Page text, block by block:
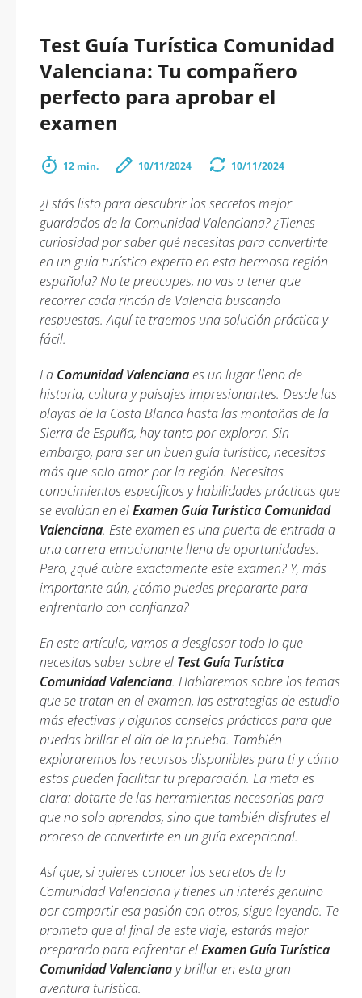
Test Guía Turística Comunidad
Valenciana: Tu compañero
perfecto para aprobar el
examen
12 min. 10/11/2024 10/11/2024
¿Estás listo para descubrir los secretos mejor
guardados de la Comunidad Valenciana? ¿Tienes
curiosidad por saber qué necesitas para convertirte
en un guía turístico experto en esta hermosa región
española? No te preocupes, no vas a tener que
recorrer cada rincón de Valencia buscando
respuestas. Aquí te traemos una solución práctica y
fácil.
La Comunidad Valenciana es un lugar lleno de
historia, cultura y paisajes impresionantes. Desde las
playas de la Costa Blanca hasta las montañas de la
Sierra de Espuña, hay tanto por explorar. Sin
embargo, para ser un buen guía turístico, necesitas
más que solo amor por la región. Necesitas
conocimientos específicos y habilidades prácticas que
se evalúan en elExamen Guía Turística Comunidad
Valenciana. Este examen es una puerta de entrada a
una carrera emocionante llena de oportunidades.
Pero, ¿qué cubre exactamente este examen? Y, más
importante aún, ¿cómo puedes prepararte para
enfrentarlo con confianza?
En este artículo, vamos a desglosar todo lo que
necesitas saber sobre el Test Guía Turística
Comunidad Valenciana. Hablaremos sobre los temas
que se tratan en el examen, las estrategias de estudio
más efectivas y algunos consejos prácticos para que
puedas brillar el día de la prueba. También
exploraremos los recursos disponibles para ti y cómo
estos pueden facilitar tu preparación. La meta es
clara: dotarte de las herramientas necesarias para
que no solo aprendas, sino que también disfrutes el
proceso de convertirte en un guía excepcional.
Así que, si quieres conocer los secretos de la
Comunidad Valenciana y tienes un interés genuino
por compartir esa pasión con otros, sigue leyendo. Te
prometo que al final de este viaje, estarás mejor
preparado para enfrentar elExamen Guía Turística
Comunidad Valencianay brillar en esta gran
aventura turística.